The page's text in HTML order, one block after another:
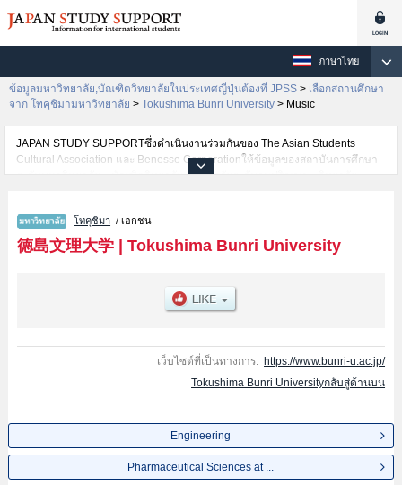
ภาษาไทย
ข้อมูลมหาวิทยาลัย,บัณฑิตวิทยาลัยในประเทศญี่ปุ่นต้องที่ JPSS > เลือกสถานศึกษา
จาก โทคุชิมามหาวิทยาลัย > Tokushima Bunri University > Music
JAPAN STUDY SUPPORTซึ่งดำเนินงานร่วมกันของ The Asian Students
Cultural Association และ Benesse Corporationให้ข้อมูลของสถาบันการศึกษา
ระดับมหาวิทยาลัย・บัณฑิตวิทยาลัย・วิทยาลัยระดับอนุปริญญา・วิทยาลัย
นักศึกษาต่างชาติเช่นข้อมูลของแต่ละคณะ,ข้อมูลการสอบคัดเลือกเข้าศึกษาเช่น
จำนวนคนที่รับสมัครหรือจำนวนคนที่ผ่านการสอบคัดเลือกเป็นต้น,แนะนำสถาน
ที่,การเดินทางเป็นต้นไว้ด้วยดังนั้นขอเชิญใช้บริการค้นหาข้อมูลตามอัธยาศัย
โทคุชิมา / เอกชน
徳島文理大学| Tokushima Bunri University
เว็บไซต์ที่เป็นทางการ: https://www.bunri-u.ac.jp/
Tokushima Bunri Universityกลับสู่ด้านบน
Engineering
Pharmaceutical Sciences at ...